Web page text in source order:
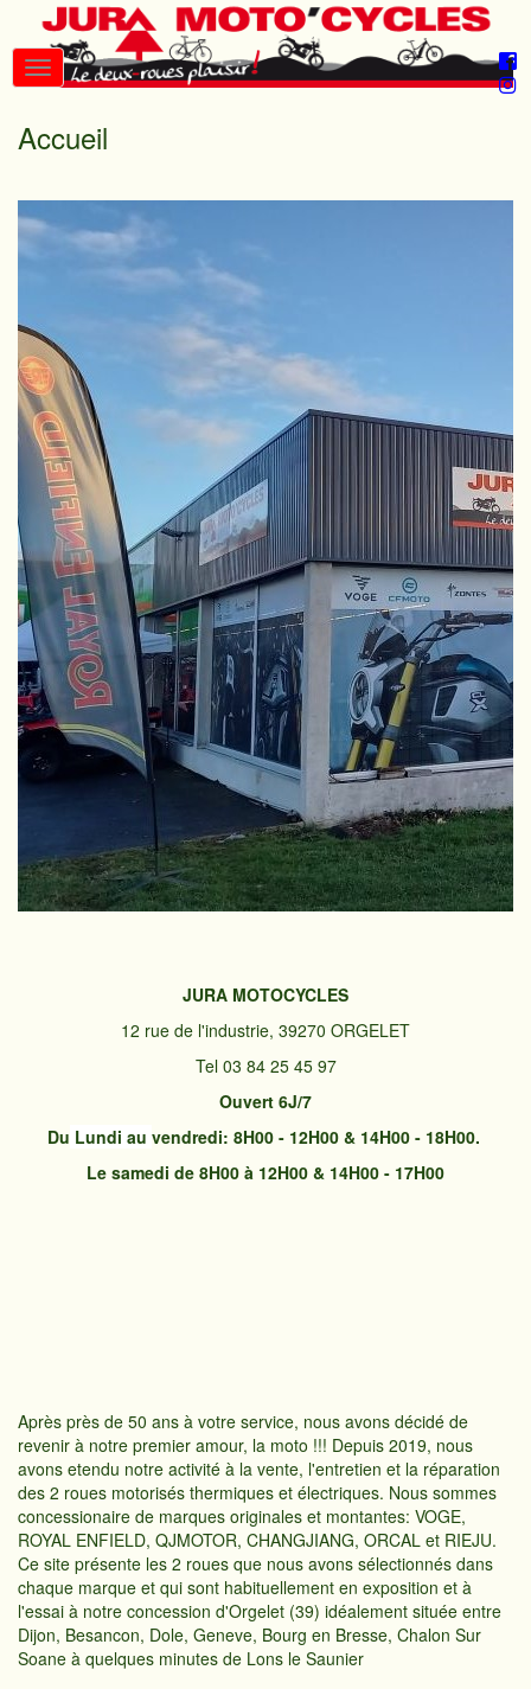
Accueil
JURA MOTOCYCLES
12 rue de l'industrie, 39270 ORGELET
Tel 03 84 25 45 97
Ouvert 6J/7
Du Lundi au vendredi: 8H00 - 12H00 & 14H00 - 18H00.
Le samedi de 8H00 à 12H00 & 14H00 - 17H00
Après près de 50 ans à votre service, nous avons décidé de
revenir à notre premier amour, la moto !!! Depuis 2019, nous
avons etendu notre activité à la vente, l'entretien et la réparation
des 2 roues motorisés thermiques et électriques. Nous sommes
concessionaire de marques originales et montantes: VOGE,
ROYAL ENFIELD, QJMOTOR, CHANGJIANG, ORCAL et RIEJU.
Ce site présente les 2 roues que nous avons sélectionnés dans
chaque marque et qui sont habituellement en exposition et à
l'essai à notre concession d'Orgelet (39) idéalement située entre
Dijon, Besancon, Dole, Geneve, Bourg en Bresse, Chalon Sur
Soane à quelques minutes de Lons le Saunier